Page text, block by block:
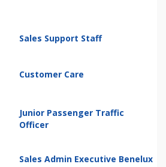
Sales Support Staff
Customer Care
Junior Passenger Traffic
Officer
Sales Admin Executive Benelux